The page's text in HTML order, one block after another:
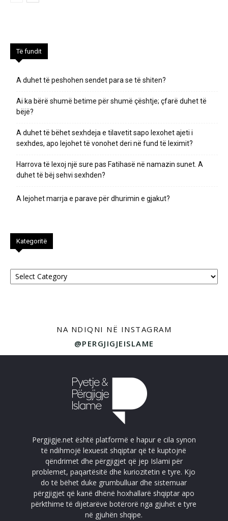
Të fundit
A duhet të peshohen sendet para se të shiten?
Ai ka bërë shumë betime për shumë çështje; çfarë duhet të
bëjë?
A duhet të bëhet sexhdeja e tilavetit sapo lexohet ajeti i
sexhdes, apo lejohet të vonohet deri në fund të leximit?
Harrova të lexoj një sure pas Fatihasë në namazin sunet. A
duhet të bëj sehvi sexhden?
A lejohet marrja e parave për dhurimin e gjakut?
Kategoritë
Kategoritë
NA NDIQNI NË INSTAGRAM
@PERGJIGJEISLAME
Pergjigje.net është platformë e hapur e cila synon
të ndihmojë lexuesit shqiptar që të kuptojnë
qëndrimet dhe përgjigjet që jep Islami për
problemet, paqartësitë dhe kuriozitetin e tyre. Kjo
do të bëhet duke grumbulluar dhe sistemuar
përgjigjet që kanë dhënë hoxhallarë shqiptar apo
përkthime të dijetarëve botërorë nga gjuhët e tyre
në gjuhën shqipe.